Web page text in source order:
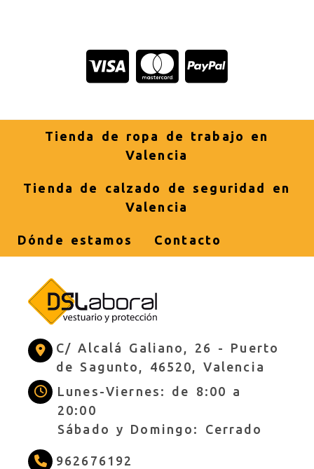
Tienda de ropa de trabajo en
Valencia
Tienda de calzado de seguridad en
Valencia
Dónde estamos Contacto
C/ Alcalá Galiano, 26 - Puerto
de Sagunto, 46520, Valencia
Lunes-Viernes: de 8:00 a
20:00
Sábado y Domingo: Cerrado
962676192